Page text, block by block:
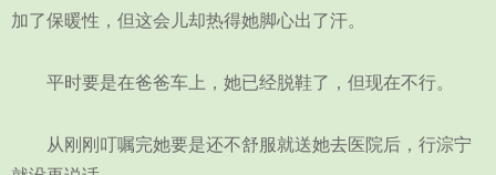
加了保暖性，但这会儿却热得她脚心出了汗。
平时要是在爸爸车上，她已经脱鞋了，但现在不行。
从刚刚叮嘱完她要是还不舒服就送她去医院后，行淙宁